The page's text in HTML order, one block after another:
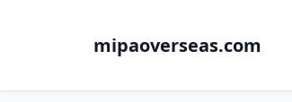
mipaoverseas.com